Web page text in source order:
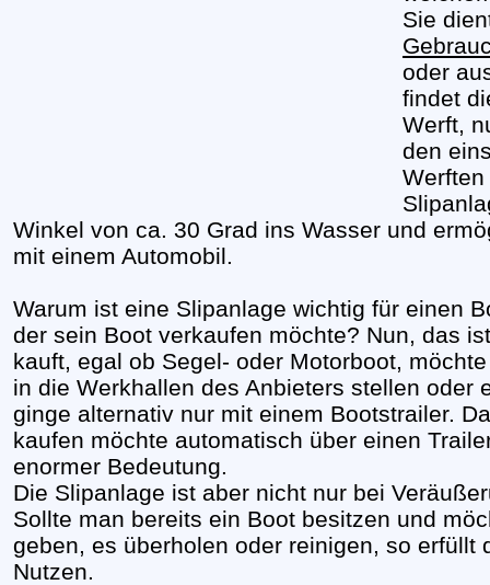
Sie
oder
findet
Werft,
den
Winkel von ca. 30 Grad ins Wasser und
mit einem Automobil.
Warum ist eine Slipanlage wichtig für einen
der sein Boot verkaufen möchte? Nun, das
kauft, egal ob Segel- oder Motorboot,
in die Werkhallen des Anbieters stellen oder
ginge alternativ nur mit einem Bootstrailer.
kaufen möchte automatisch über einen
enormer Bedeutung.
Die Slipanlage ist aber nicht nur bei
Sollte man bereits ein Boot besitzen und
geben, es überholen oder reinigen, so erfüllt
Nutzen.